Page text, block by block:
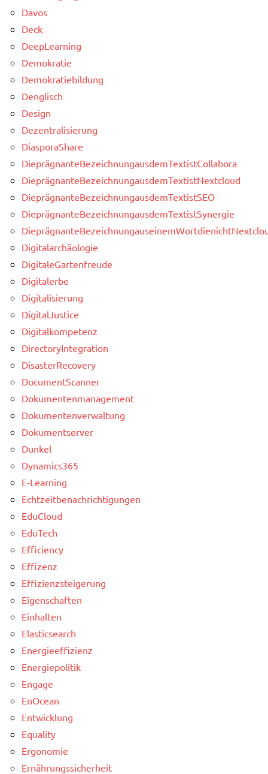
Davos
Deck
DeepLearning
Demokratie
Demokratiebildung
Denglisch
Design
Dezentralisierung
DiasporaShare
DieprägnanteBezeichnungausdemTextistCollabora
DieprägnanteBezeichnungausdemTextistNextcloud
DieprägnanteBezeichnungausdemTextistSEO
DieprägnanteBezeichnungausdemTextistSynergie
Digitalarchäologie
DigitaleGartenfreude
Digitalerbe
Digitalisierung
DigitalJustice
Digitalkompetenz
DirectoryIntegration
DisasterRecovery
DocumentScanner
Dokumentenmanagement
Dokumentenverwaltung
Dokumentserver
Dunkel
Dynamics365
E-Learning
Echtzeitbenachrichtigungen
EduCloud
EduTech
Efficiency
Effizenz
Effizienzsteigerung
Eigenschaften
Einhalten
Elasticsearch
Energieeffizienz
Energiepolitik
Engage
EnOcean
Entwicklung
Equality
Ergonomie
Ernährungssicherheit